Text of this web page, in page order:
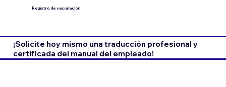
Registro de vacunación
¡Solicite hoy mismo una traducción profesional y
certificada del manual del empleado!